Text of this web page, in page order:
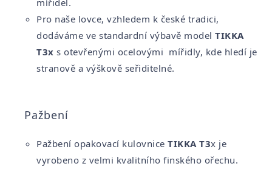
Pro naše lovce, vzhledem k české tradici,
dodáváme ve standardní výbavě model TIKKA
T3x s otevřenými ocelovými mířidly, kde hledí je
stranově a výškově seřiditelné.
Pažbení
Pažbení opakovací kulovnice TIKKA T3x je
vyrobeno z velmi kvalitního finského ořechu.